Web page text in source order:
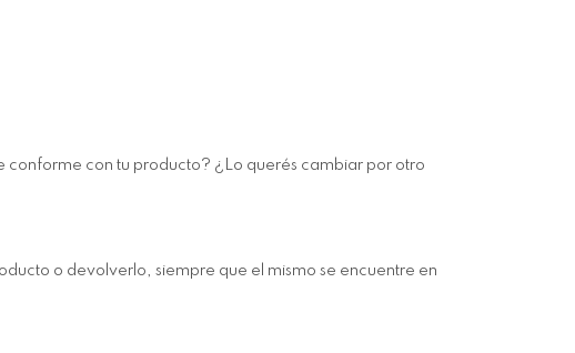
con tu producto? ¿Lo querés cambiar por otro
o devolverlo, siempre que el mismo se encuentre en